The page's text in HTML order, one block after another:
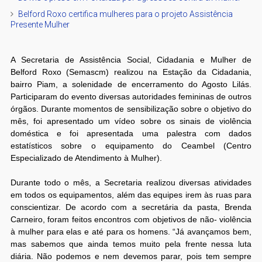
Belford Roxo certifica mulheres para o projeto Assistência
Presente Mulher
A Secretaria de Assistência Social, Cidadania e Mulher de
Belford Roxo (Semascm) realizou na Estação da Cidadania,
bairro Piam, a solenidade de encerramento do Agosto Lilás.
Participaram do evento diversas autoridades femininas de outros
órgãos. Durante momentos de sensibilização sobre o objetivo do
mês, foi apresentado um vídeo sobre os sinais de violência
doméstica e foi apresentada uma palestra com dados
estatísticos sobre o equipamento do Ceambel (Centro
Especializado de Atendimento à Mulher).
Durante todo o mês, a Secretaria realizou diversas atividades
em todos os equipamentos, além das equipes irem às ruas para
conscientizar. De acordo com a secretária da pasta, Brenda
Carneiro, foram feitos encontros com objetivos de não- violência
à mulher para elas e até para os homens. “Já avançamos bem,
mas sabemos que ainda temos muito pela frente nessa luta
diária. Não podemos e nem devemos parar, pois tem sempre